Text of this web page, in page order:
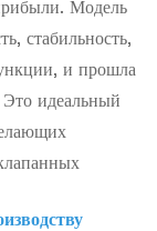
Модель
стабильность,
и прошла
идеальный